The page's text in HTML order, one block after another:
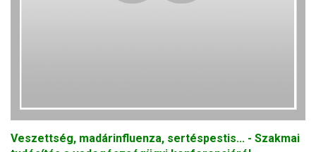
Veszettség, madárinfluenza, sertéspestis... - Szakmai